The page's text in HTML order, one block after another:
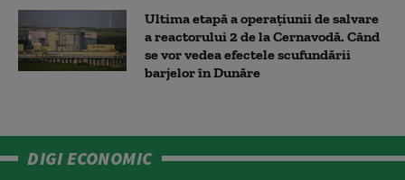
Ultima etapă a operațiunii de salvare
a reactorului 2 de la Cernavodă. Când
se vor vedea efectele scufundării
barjelor în Dunăre
DIGI ECONOMIC